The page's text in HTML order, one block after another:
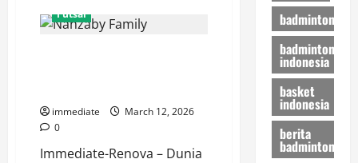
Raybit
FC,
Modern
Futsal
immediate
March 12, 2026
0
Immediate-Renova – Dunia
badminton
badminton
indonesia
basket
indonesia
berita
badminton